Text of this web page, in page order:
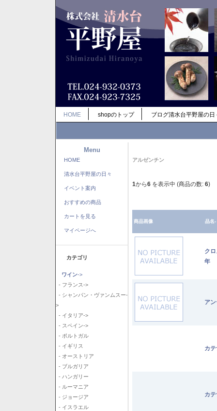
HOME shopのトップ ブログ清水台平野屋の日
Menu
HOME
清水台平野屋の日々
イベント案内
おすすめの商品
カートを見る
マイページへ
カテゴリ
ワイン->
- フランス->
- シャンパン・ヴァンムスー-
>
- イタリア->
- スペイン->
- ポルトガル
- イギリス
- オーストリア
- ブルガリア
- ハンガリー
- ルーマニア
- ジョージア
- イスラエル
アルゼンチン
1から6 を表示中 (商品の数: 6)
商品画像 品名-
ク
年
ア
カ
カ